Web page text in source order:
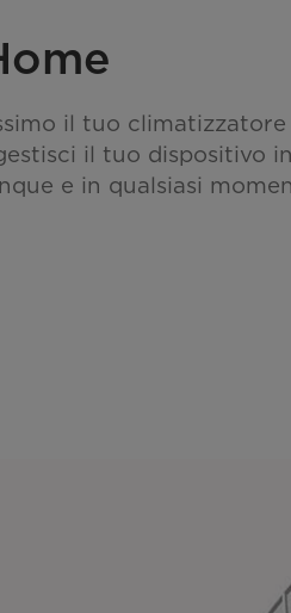
il tuo climatizzatore
il tuo dispositivo
e in qualsiasi